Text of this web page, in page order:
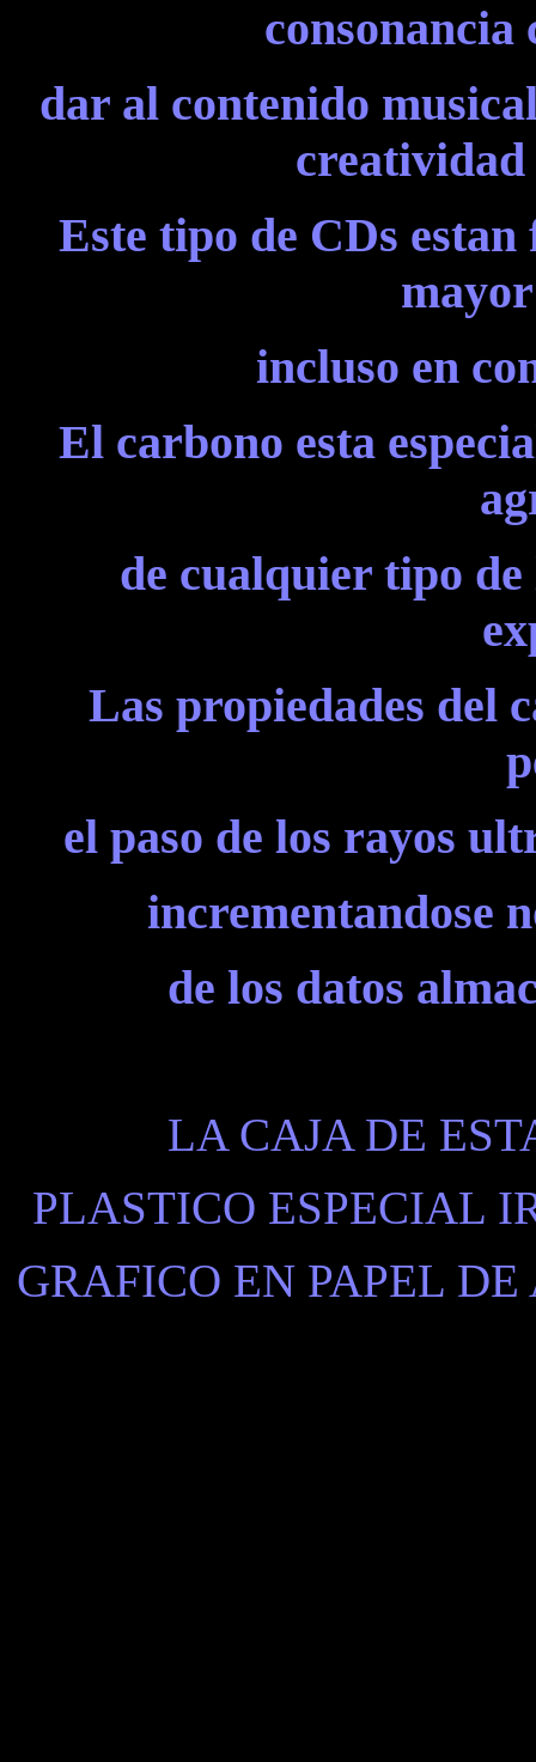
consonancia
dar al contenido
Este tipo de CDs
incluso en
El carbono esta
de cualquier tipo de
Las propiedades del
el paso de los rayos
incrementandose
de los datos
LA CAJA DE
PLASTICO ESPECIAL
GRAFICO EN PAPEL